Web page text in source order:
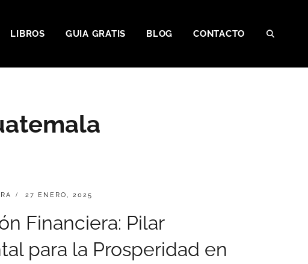
LIBROS GUIA GRATIS BLOG CONTACTO
27 ENERO, 2025
Financiera: Pilar
para la Prosperidad en